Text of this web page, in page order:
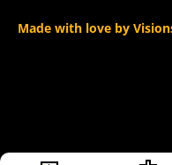
Made with love by